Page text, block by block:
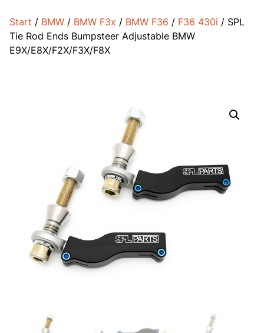
Start / BMW / BMW F3x / BMW F36 / F36 430i / SPL
Tie Rod Ends Bumpsteer Adjustable BMW
E9X/E8X/F2X/F3X/F8X